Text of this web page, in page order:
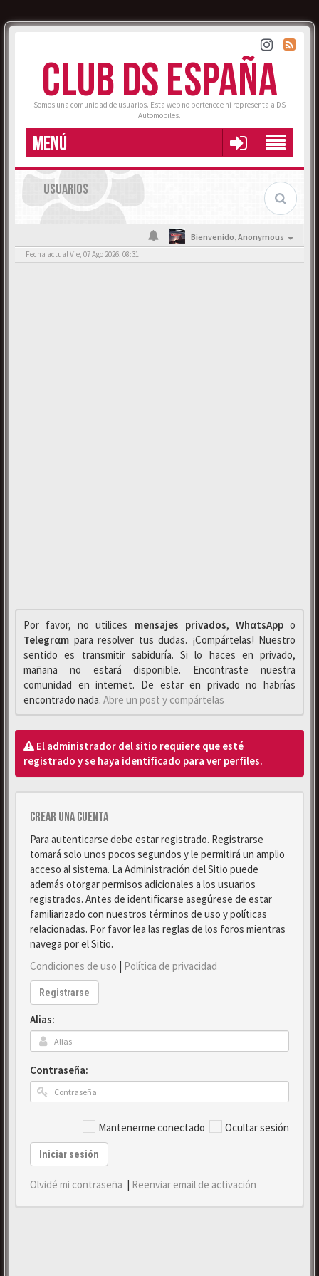
CLUB DS ESPAÑA
Somos una comunidad de usuarios. Esta web no pertenece ni representa a DS
Automobiles.
MENÚ
USUARIOS
Bienvenido,Anonymous
Fecha actual Vie, 07 Ago 2026, 08:31
Por favor, no utilices mensajes privados, WhαtsAppo
Telegrαm para resolver tus dudas. ¡Compártelas! Nuestro
sentido es transmitir sabiduría. Si lo haces en privado,
mañana no estará disponible. Encontraste nuestra
comunidad en internet. De estar en privado no habrías
encontrado nada. Abre un post y compártelas
El administrador del sitio requiere que esté
registrado y se haya identificado para ver perfiles.
Crear una cuenta
Para autenticarse debe estar registrado. Registrarse
tomará solo unos pocos segundos y le permitirá un amplio
acceso al sistema. La Administración del Sitio puede
además otorgar permisos adicionales a los usuarios
registrados. Antes de identificarse asegúrese de estar
familiarizado con nuestros términos de uso y políticas
relacionadas. Por favor lea las reglas de los foros mientras
navega por el Sitio.
Condiciones de uso | Política de privacidad
Registrarse
Alias:
Contraseña:
Mantenerme conectado Ocultar sesión
Iniciar sesión
Olvidé mi contraseña | Reenviar email de activación